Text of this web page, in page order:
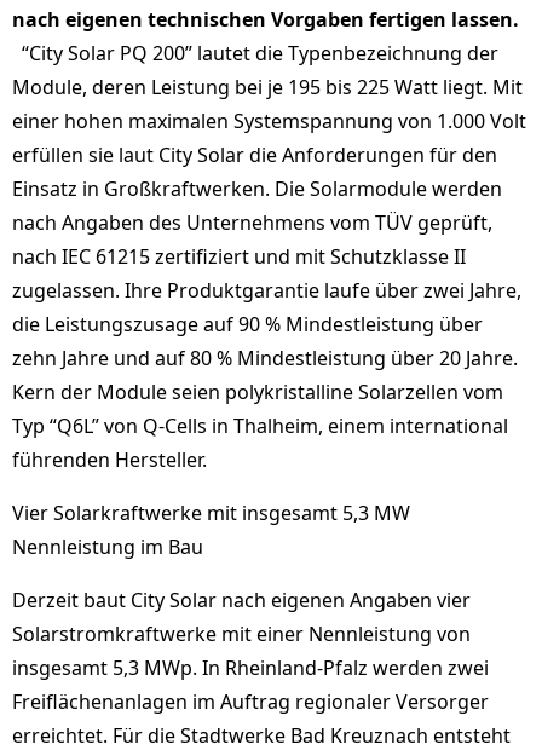
nach eigenen technischen Vorgaben fertigen lassen.
“City Solar PQ 200” lautet die Typenbezeichnung der
Module, deren Leistung bei je 195 bis 225 Watt liegt. Mit
einer hohen maximalen Systemspannung von 1.000 Volt
erfüllen sie laut City Solar die Anforderungen für den
Einsatz in Großkraftwerken. Die Solarmodule werden
nach Angaben des Unternehmens vom TÜV geprüft,
nach IEC 61215 zertifiziert und mit Schutzklasse II
zugelassen. Ihre Produktgarantie laufe über zwei Jahre,
die Leistungszusage auf 90 % Mindestleistung über
zehn Jahre und auf 80 % Mindestleistung über 20 Jahre.
Kern der Module seien polykristalline Solarzellen vom
Typ “Q6L” von Q-Cells in Thalheim, einem international
führenden Hersteller.
Vier Solarkraftwerke mit insgesamt 5,3 MW
Nennleistung im Bau
Derzeit baut City Solar nach eigenen Angaben vier
Solarstromkraftwerke mit einer Nennleistung von
insgesamt 5,3 MWp. In Rheinland-Pfalz werden zwei
Freiflächenanlagen im Auftrag regionaler Versorger
erreichtet. Für die Stadtwerke Bad Kreuznach entsteht